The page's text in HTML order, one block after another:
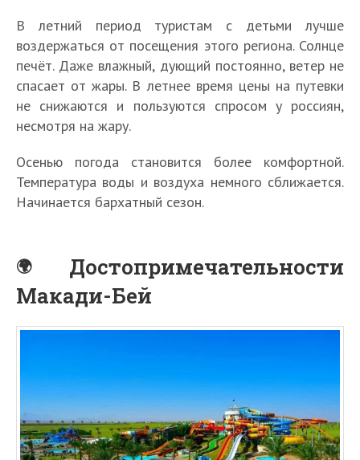
В летний период туристам с детьми лучше
воздержаться от посещения этого региона. Солнце
печёт. Даже влажный, дующий постоянно, ветер не
спасает от жары. В летнее время цены на путевки
не снижаются и пользуются спросом у россиян,
несмотря на жару.
Осенью погода становится более комфортной.
Температура воды и воздуха немного сближается.
Начинается бархатный сезон.
Достопримечательности
Макади-Бей